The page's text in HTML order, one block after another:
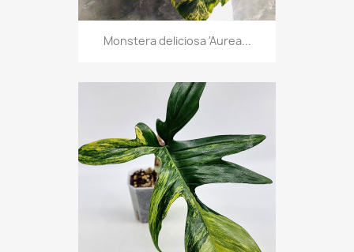
Monstera deliciosa 'Aurea...